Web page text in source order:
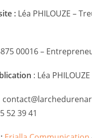
: Léa PHILOUZE –
00016 –
: Léa PHILOUZE
52 39 41